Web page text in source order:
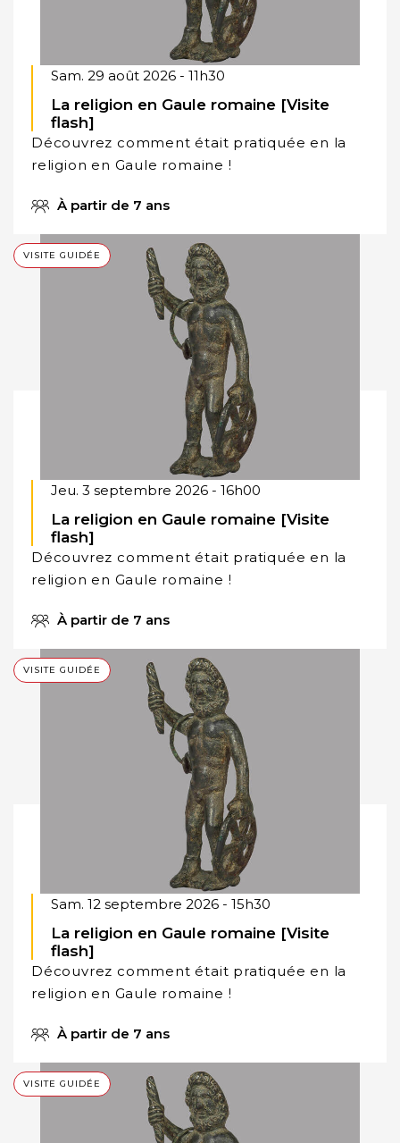
La religion en Gaule romaine [Visite
flash]
Sam. 29 août 2026 - 11h30
Découvrez comment était pratiquée en la
religion en Gaule romaine !
À partir de 7 ans
La religion en Gaule romaine [Visite
flash]
Jeu. 3 septembre 2026 - 16h00
Découvrez comment était pratiquée en la
religion en Gaule romaine !
À partir de 7 ans
VISITE GUIDÉE
La religion en Gaule romaine [Visite
flash]
Sam. 12 septembre 2026 - 15h30
Découvrez comment était pratiquée en la
religion en Gaule romaine !
À partir de 7 ans
VISITE GUIDÉE
VISITE GUIDÉE